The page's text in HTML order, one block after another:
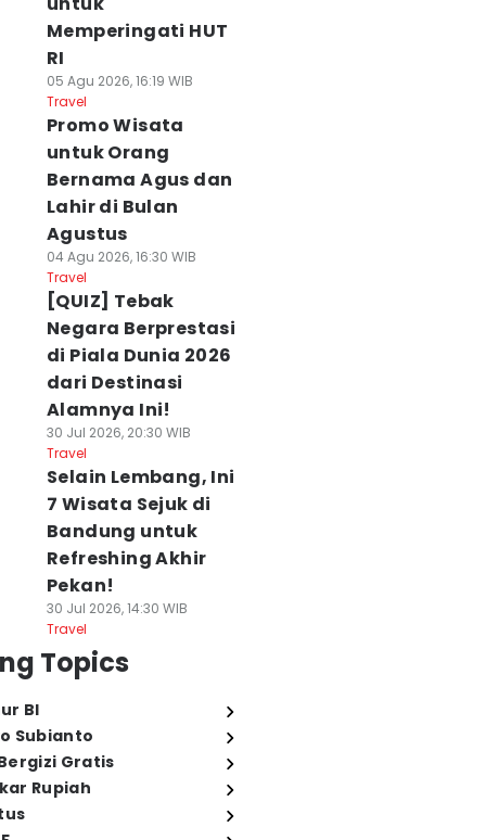
Memperingati HUT
RI
05 Agu 2026, 16:19 WIB
Travel
Promo Wisata
untuk Orang
Bernama Agus dan
Lahir di Bulan
Agustus
04 Agu 2026, 16:30 WIB
Travel
[QUIZ] Tebak
Negara Berprestasi
di Piala Dunia 2026
dari Destinasi
Alamnya Ini!
30 Jul 2026, 20:30 WIB
Travel
Selain Lembang, Ini
7 Wisata Sejuk di
Bandung untuk
Refreshing Akhir
Pekan!
30 Jul 2026, 14:30 WIB
Travel
Topics
BI
Subianto
Gratis
Rupiah